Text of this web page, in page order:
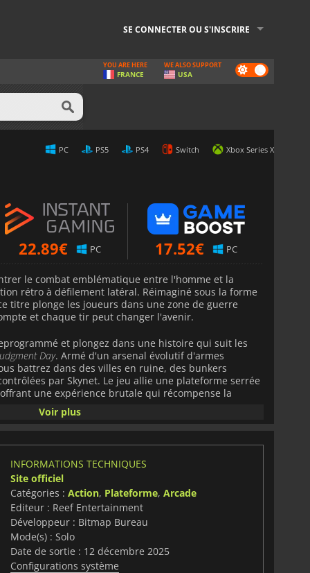
SE CONNECTER OU S'INSCRIRE
Dark
mode
YOU ARE HERE
FRANCE
WE ALSO SUPPORT
USA
PC PS5 PS4 Switch Xbox Series X
22.89€ PC 17.52€ PC
le combat emblématique entre l'homme et la
rétro à défilement latéral. Réimaginé sous la forme
titre plonge les joueurs dans une zone de guerre
et chaque tir peut changer l'avenir.
et plongez dans une histoire qui suit les
Day. Armé d'un arsenal évolutif d'armes
battrez dans des villes en ruine, des bunkers
par Skynet. Le jeu allie une plateforme serrée
une expérience brutale qui récompense la
sans relâche.
de nombreux chemins de mission et des scénarios à
de forger votre propre version de l'avenir. Allez-
donne lieu à un nouveau résultat, ce qui confère
grande profondeur narrative.
à la main, ses affrontements de boss explosifs
qui fait écho à la tension d'un monde au bord du
est à la fois une lettre d'amour aux jeux classiques
sur la légendaire franchise de science-fiction.
Voir plus
INFORMATIONS TECHNIQUES
Site officiel
Catégories : Action, Plateforme, Arcade
Editeur : Reef Entertainment
Développeur : Bitmap Bureau
Mode(s) : Solo
Date de sortie : 12 décembre 2025
Configurations système